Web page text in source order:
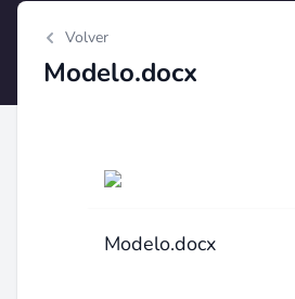
Volver
Modelo.docx
Modelo.docx